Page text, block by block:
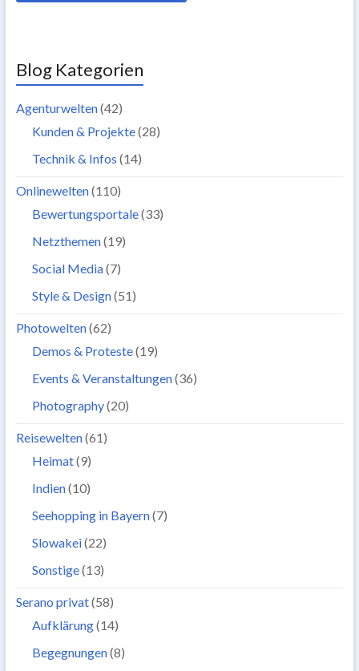
Blog Kategorien
Agenturwelten(42)
Kunden & Projekte(28)
Technik & Infos (14)
Onlinewelten(110)
Bewertungsportale(33)
Netzthemen(19)
Social Media(7)
Style & Design(51)
Photowelten(62)
Demos & Proteste(19)
Events & Veranstaltungen(36)
Photography(20)
Reisewelten(61)
Heimat(9)
Indien(10)
Seehopping in Bayern(7)
Slowakei(22)
Sonstige(13)
Serano privat(58)
Aufklärung(14)
Begegnungen(8)